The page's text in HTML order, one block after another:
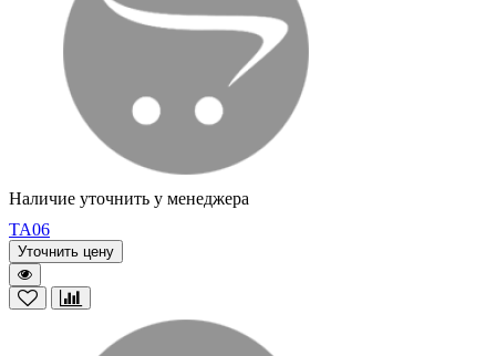
Наличие уточнить у менеджера
TA06
Уточнить цену